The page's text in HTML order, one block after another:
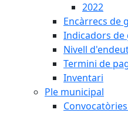
2022
Encàrrecs de
Indicadors de
Nivell
Termini de
Inventari
Ple municipal